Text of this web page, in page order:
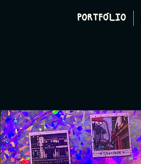
PORTFÓLIO